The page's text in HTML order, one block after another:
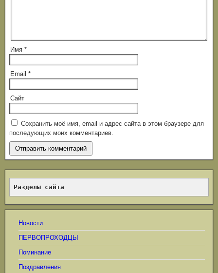
Имя *
Email *
Сайт
Сохранить моё имя, email и адрес сайта в этом браузере для
последующих моих комментариев.
Разделы сайта
Новости
ПЕРВОПРОХОДЦЫ
Поминание
Поздравления